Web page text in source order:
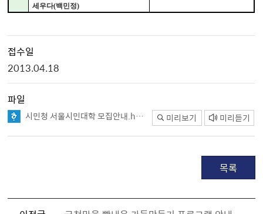
세우다(백민정)
접수일
2013.04.18
파일
시민청 서울시민대학 모집안내.hwp 미리보기 미리듣기
목록